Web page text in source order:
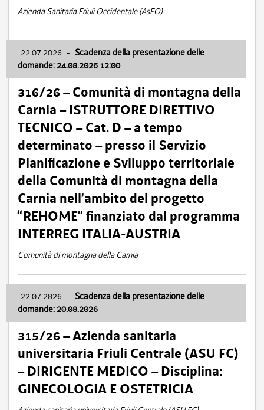
Azienda Sanitaria Friuli Occidentale (AsFO)
22.07.2026 - Scadenza della presentazione delle
domande: 24.08.2026 12:00
316/26 – Comunità di montagna della
Carnia – ISTRUTTORE DIRETTIVO
TECNICO – Cat. D – a tempo
determinato – presso il Servizio
Pianificazione e Sviluppo territoriale
della Comunità di montagna della
Carnia nell’ambito del progetto
“REHOME” finanziato dal programma
INTERREG ITALIA-AUSTRIA
Comunità di montagna della Carnia
22.07.2026 - Scadenza della presentazione delle
domande: 20.08.2026
315/26 – Azienda sanitaria
universitaria Friuli Centrale (ASU FC)
– DIRIGENTE MEDICO – Disciplina:
GINECOLOGIA E OSTETRICIA